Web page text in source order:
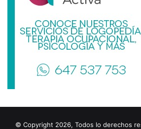
© Copyright 2026, Todos lo derechos